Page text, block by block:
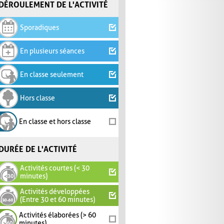
DE L'ACTIVITÉ
Sporadiques
En plusieurs séances
En classe seulement
Hors classe
En classe et hors classe
DE L'ACTIVITÉ
Activités courtes (< 30
minutes)
Activités développées
(Entre 30 et 60 minutes)
Activités élaborées (> 60